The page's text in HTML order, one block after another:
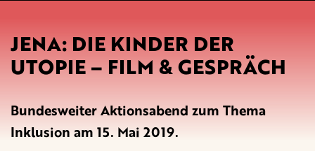
JENA: DIE KINDER DER
UTOPIE – FILM & GESPRÄCH
Bundesweiter Aktionsabend zum Thema
Inklusion am 15. Mai 2019.